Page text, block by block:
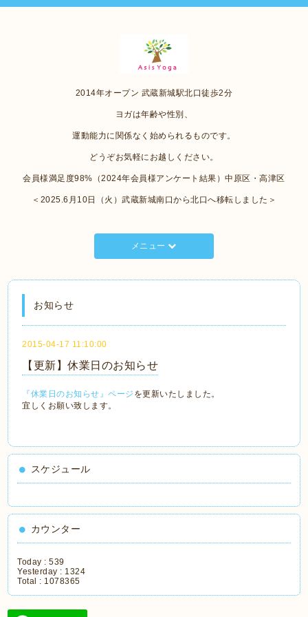
2014年オープン 武蔵新城駅北口徒歩2分
ヨガは年齢や性別、
運動能力に関係なく始められるものです。
どうぞお気軽にお越しください。
会員様満足度98%（2024年会員様アンケート結果）中原区・高津区
＜2025.6月10日（火）武蔵新城南口から北口へ移転しました＞
メニュー
お知らせ
2015-04-17 11:10:00
【更新】休業日のお知らせ
『休業日のお知らせ』ページ を更新いたしました。
宜しくお願い致します。
スケジュール
カウンター
Today :539
Yesterday : 1324
Total : 1078365